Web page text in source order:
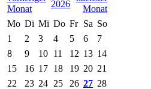
2026
Mo Di Mi Do Fr Sa So
1
2 3 4 5 6
7
8
9 10 11 12 13 14
15
16 17 18 19 20 21
22
23 24 25 26 27 28